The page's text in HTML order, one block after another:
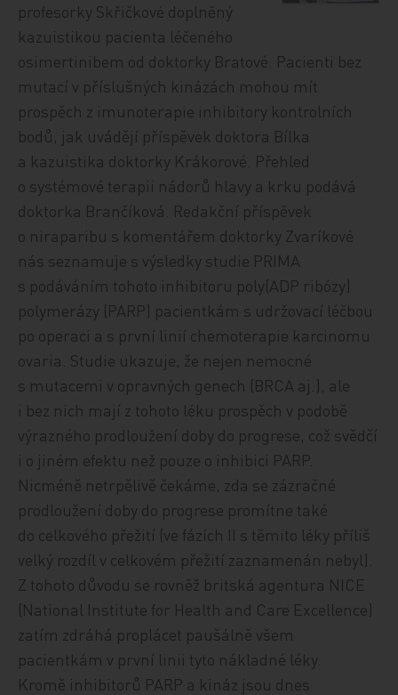
profesorky Skřičkové doplněný
kazuistikou pacienta léčeného
osimertinibem od doktorky Bratové. Pacienti bez
mutací v příslušných kinázách mohou mít
prospěch z imunoterapie inhibitory kontrolních
bodů, jak uvádějí příspěvek doktora Bílka
a kazuistika doktorky Krákorové. Přehled
o systémové terapii nádorů hlavy a krku podává
doktorka Brančíková. Redakční příspěvek
o niraparibu s komentářem doktorky Zvaríkové
nás seznamuje s výsledky studie PRIMA
s podáváním tohoto inhibitoru poly(ADP ribózy)
polymerázy (PARP) pacientkám s udržovací léčbou
po operaci a s první linií chemoterapie karcinomu
ovaria. Studie ukazuje, že nejen nemocné
s mutacemi v opravných genech (BRCA aj.), ale
i bez nich mají z tohoto léku prospěch v podobě
výrazného prodloužení doby do progrese, což svědčí
i o jiném efektu než pouze o inhibici PARP.
Nicméně netrpělivě čekáme, zda se zázračné
prodloužení doby do progrese promítne také
do celkového přežití (ve fázích II s těmito léky příliš
velký rozdíl v celkovém přežití zaznamenán nebyl).
Z tohoto důvodu se rovněž britská agentura NICE
(National Institute for Health and Care Excellence)
zatím zdráhá proplácet paušálně všem
pacientkám v první linii tyto nákladné léky.
Kromě inhibitorů PARP a kináz jsou dnes